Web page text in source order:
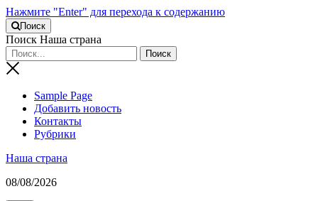
Нажмите "Enter" для перехода к содержанию
Поиск
Поиск Наша страна
Sample Page
Добавить новость
Контакты
Рубрики
Наша страна
08/08/2026